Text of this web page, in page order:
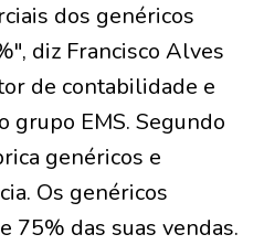
dos genéricos
diz Francisco Alves
de contabilidade e
grupo EMS. Segundo
genéricos e
Os genéricos
75% das suas vendas.